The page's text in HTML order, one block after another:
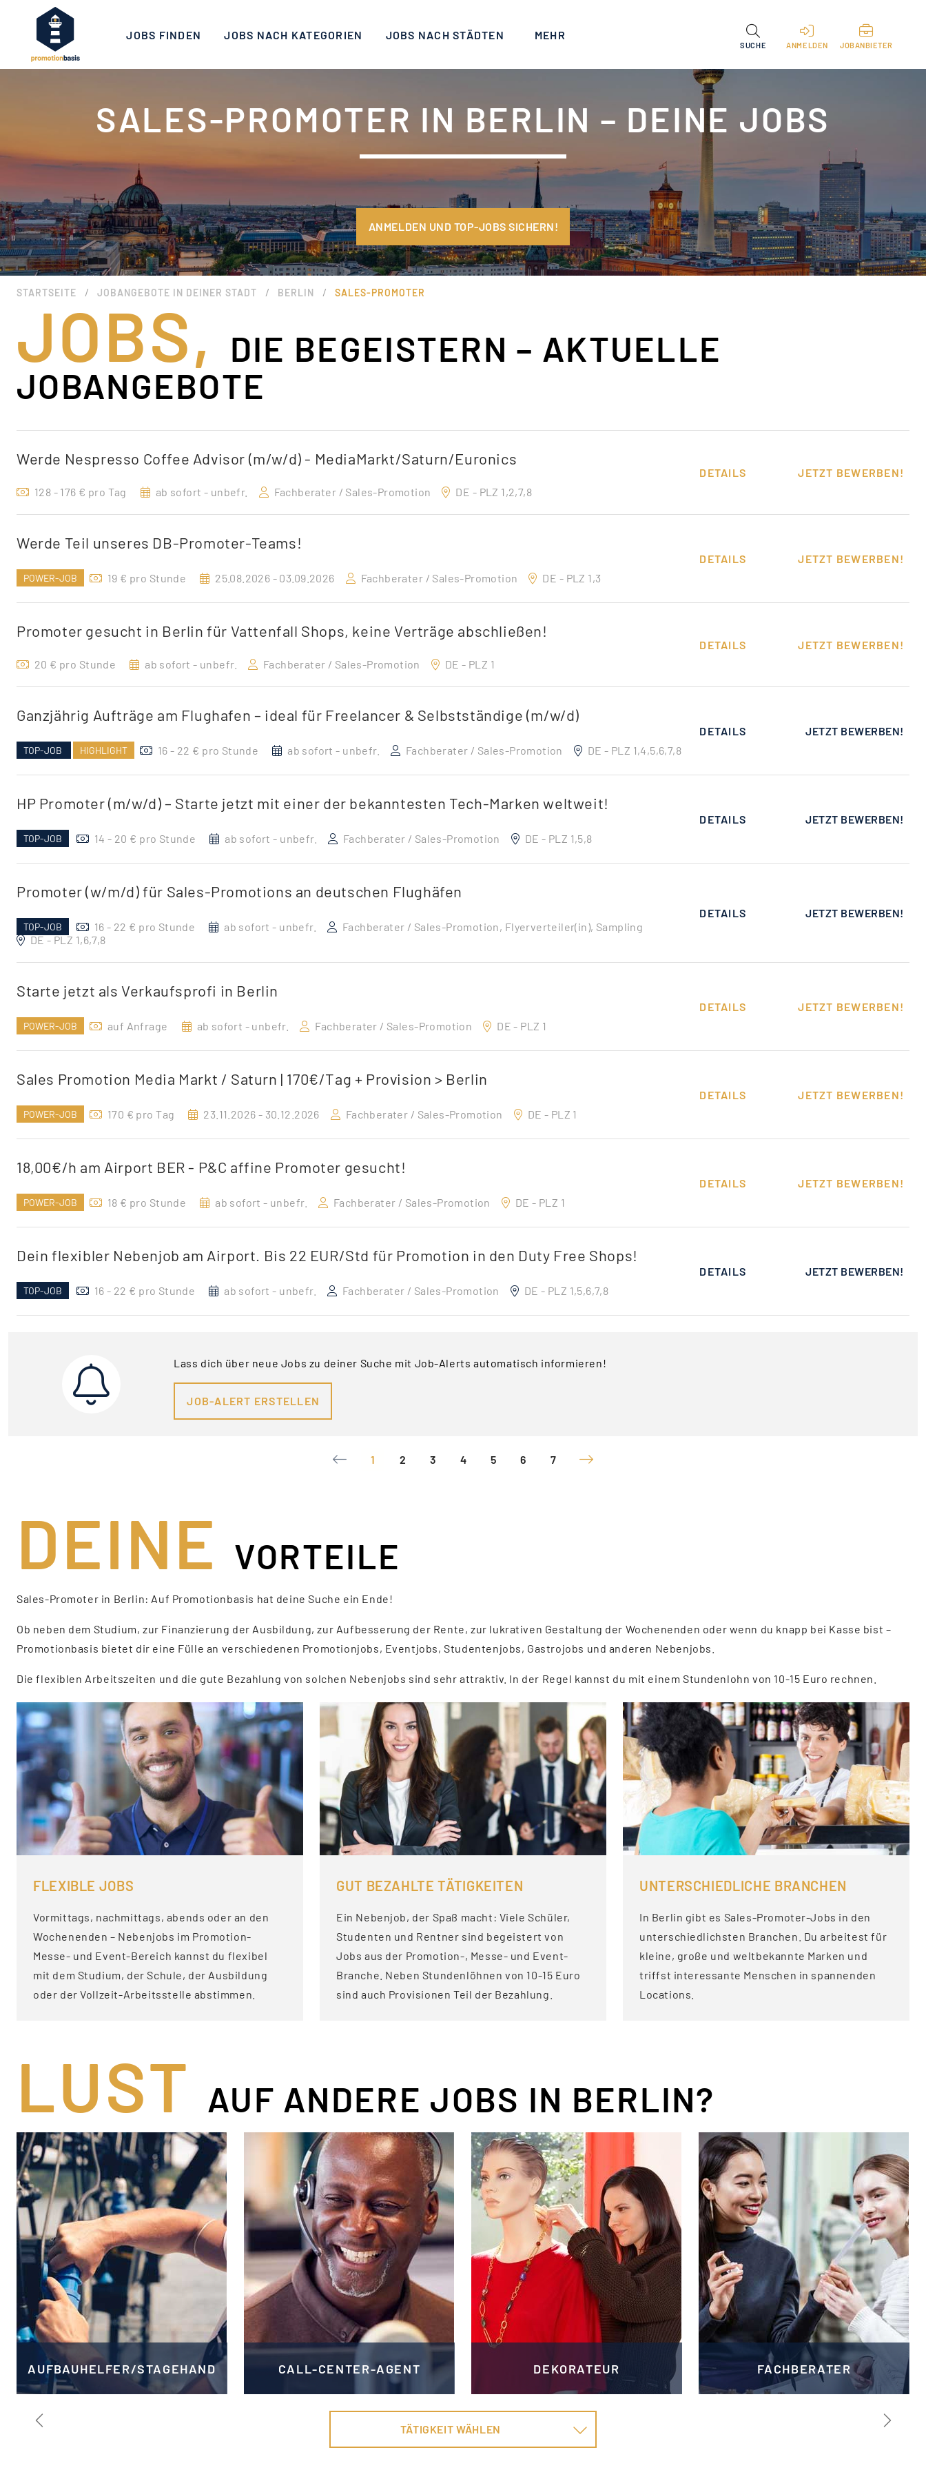
JOBS FINDEN JOBS NACH KATEGORIEN JOBS NACH STÄDTEN MEHR
SUCHE ANMELDEN JOBANBIETER
SALES-PROMOTER IN BERLIN – DEINE JOBS
ANMELDEN UND TOP-JOBS SICHERN!
STARTSEITE / JOBANGEBOTE IN DEINER STADT / BERLIN / SALES-PROMOTER
JOBS,
DIE BEGEISTERN – AKTUELLE
JOBANGEBOTE
Werde Nespresso Coffee Advisor (m/w/d) - MediaMarkt/Saturn/Euronics
128 - 176 € pro Tag ab sofort - unbefr. Fachberater / Sales-Promotion DE - PLZ 1,2,7,8
DETAILS JETZT BEWERBEN!
Werde Teil unseres DB-Promoter-Teams!
POWER-JOB 19 € pro Stunde 25.08.2026 - 03.09.2026 Fachberater / Sales-Promotion DE - PLZ 1,3
DETAILS JETZT BEWERBEN!
Promoter gesucht in Berlin für Vattenfall Shops, keine Verträge abschließen!
20 € pro Stunde ab sofort - unbefr. Fachberater / Sales-Promotion DE - PLZ 1
DETAILS JETZT BEWERBEN!
Ganzjährig Aufträge am Flughafen – ideal für Freelancer & Selbstständige (m/w/d)
TOP-JOB HIGHLIGHT 16 - 22 € pro Stunde ab sofort - unbefr. Fachberater / Sales-Promotion DE - PLZ 1,4,5,6,7,8
DETAILS JETZT BEWERBEN!
HP Promoter (m/w/d) – Starte jetzt mit einer der bekanntesten Tech-Marken weltweit!
TOP-JOB 14 - 20 € pro Stunde ab sofort - unbefr. Fachberater / Sales-Promotion DE - PLZ 1,5,8
DETAILS JETZT BEWERBEN!
Promoter (w/m/d) für Sales-Promotions an deutschen Flughäfen
TOP-JOB 16 - 22 € pro Stunde ab sofort - unbefr.
Fachberater / Sales-Promotion, Flyerverteiler(in), Sampling
DE - PLZ 1,6,7,8
DETAILS JETZT BEWERBEN!
Starte jetzt als Verkaufsprofi in Berlin
POWER-JOB auf Anfrage ab sofort - unbefr. Fachberater / Sales-Promotion DE - PLZ 1
DETAILS JETZT BEWERBEN!
Sales Promotion Media Markt / Saturn | 170€/Tag + Provision > Berlin
POWER-JOB 170 € pro Tag 23.11.2026 - 30.12.2026 Fachberater / Sales-Promotion DE - PLZ 1
DETAILS JETZT BEWERBEN!
18,00€/h am Airport BER - P&C affine Promoter gesucht!
POWER-JOB 18 € pro Stunde ab sofort - unbefr. Fachberater / Sales-Promotion DE - PLZ 1
DETAILS JETZT BEWERBEN!
Dein flexibler Nebenjob am Airport. Bis 22 EUR/Std für Promotion in den Duty Free Shops!
TOP-JOB 16 - 22 € pro Stunde ab sofort - unbefr. Fachberater / Sales-Promotion DE - PLZ 1,5,6,7,8
DETAILS JETZT BEWERBEN!
Lass dich über neue Jobs zu deiner Suche mit Job-Alerts automatisch informieren!
JOB-ALERT ERSTELLEN
1 2 3 4 5 6 7
DEINE VORTEILE
Sales-Promoter in Berlin: Auf Promotionbasis hat deine Suche ein Ende!
Ob neben dem Studium, zur Finanzierung der Ausbildung, zur Aufbesserung der Rente, zur lukrativen Gestaltung der Wochenenden oder wenn du knapp bei Kasse bist –
Promotionbasis bietet dir eine Fülle an verschiedenen Promotionjobs, Eventjobs, Studentenjobs, Gastrojobs und anderen Nebenjobs.
Die flexiblen Arbeitszeiten und die gute Bezahlung von solchen Nebenjobs sind sehr attraktiv. In der Regel kannst du mit einem Stundenlohn von 10-15 Euro rechnen.
FLEXIBLE JOBS
Vormittags, nachmittags, abends oder an den
Wochenenden – Nebenjobs im Promotion-
Messe- und Event-Bereich kannst du flexibel
mit dem Studium, der Schule, der Ausbildung
oder der Vollzeit-Arbeitsstelle abstimmen.
GUT BEZAHLTE TÄTIGKEITEN
Ein Nebenjob, der Spaß macht: Viele Schüler,
Studenten und Rentner sind begeistert von
Jobs aus der Promotion-, Messe- und Event-
Branche. Neben Stundenlöhnen von 10-15 Euro
sind auch Provisionen Teil der Bezahlung.
UNTERSCHIEDLICHE BRANCHEN
In Berlin gibt es Sales-Promoter-Jobs in den
unterschiedlichsten Branchen. Du arbeitest für
kleine, große und weltbekannte Marken und
triffst interessante Menschen in spannenden
Locations.
LUST AUF ANDERE JOBS IN BERLIN?
AUFBAUHELFER/STAGEHAND CALL-CENTER-AGENT DEKORATEUR FACHBERATER
TÄTIGKEIT WÄHLEN